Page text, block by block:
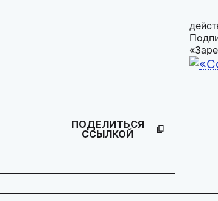
ПОДЕЛИТЬСЯ
ССЫЛКОЙ